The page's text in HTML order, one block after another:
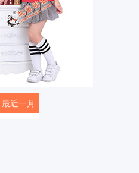
最近一月